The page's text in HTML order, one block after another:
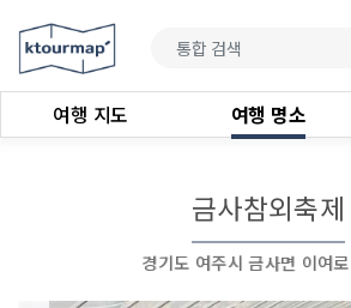
여행 지도 여행 명소
금사참외축제
경기도 여주시 금사면 이여